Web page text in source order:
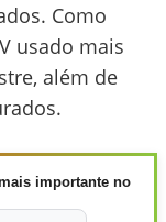
Como
usado mais
além de
importante no